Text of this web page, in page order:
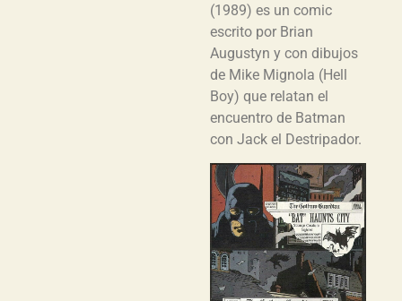
(1989) es un comic
escrito por Brian
Augustyn y con dibujos
de Mike Mignola (Hell
Boy) que relatan el
encuentro de Batman
con Jack el Destripador.